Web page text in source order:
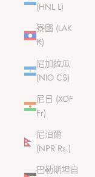
(HNL L)
寮國 (LAK
₭)
尼加拉瓜
(NIO C$)
尼日 (XOF
Fr)
尼泊爾
(NPR Rs.)
巴勒斯坦自